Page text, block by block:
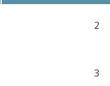
2
3